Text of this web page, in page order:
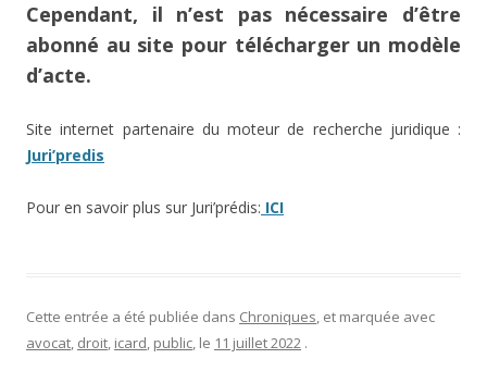
Cependant, il n’est pas nécessaire d’être
abonné au site pour télécharger un modèle
d’acte.
Site internet partenaire du moteur de recherche juridique :
Juri’predis
Pour en savoir plus sur Juri’prédis: ICI
Cette entrée a été publiée dans Chroniques, et marquée avec
avocat, droit, icard, public, le 11 juillet 2022 .